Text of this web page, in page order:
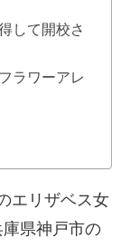
して開校さ
ラワーアレ
エリザベス女
県神戸市の